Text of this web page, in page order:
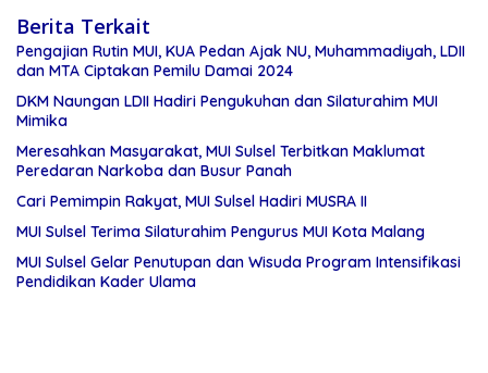
Berita Terkait
Pengajian Rutin MUI, KUA Pedan Ajak NU, Muhammadiyah, LDII
dan MTA Ciptakan Pemilu Damai 2024
DKM Naungan LDII Hadiri Pengukuhan dan Silaturahim MUI
Mimika
Meresahkan Masyarakat, MUI Sulsel Terbitkan Maklumat
Peredaran Narkoba dan Busur Panah
Cari Pemimpin Rakyat, MUI Sulsel Hadiri MUSRA II
MUI Sulsel Terima Silaturahim Pengurus MUI Kota Malang
MUI Sulsel Gelar Penutupan dan Wisuda Program Intensifikasi
Pendidikan Kader Ulama